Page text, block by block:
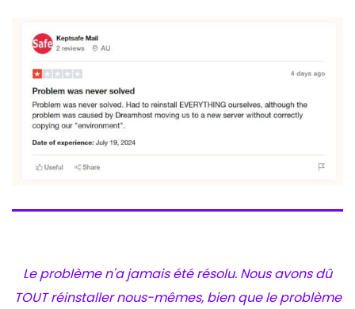
Le problème n'a jamais été résolu. Nous avons dû
TOUT réinstaller nous-mêmes, bien que le problème